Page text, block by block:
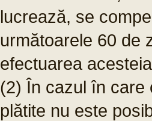
lucrează, se
următoarele 60 de
efectuarea
(2) În cazul în care
plătite nu este